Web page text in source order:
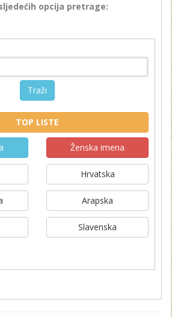
opcija pretrage:
Traži
TOP LISTE
Ženska imena
Hrvatska
Arapska
Slavenska